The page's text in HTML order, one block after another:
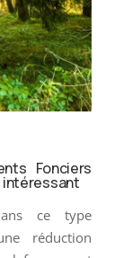
Fonciers
intéressant
ce type
réduction